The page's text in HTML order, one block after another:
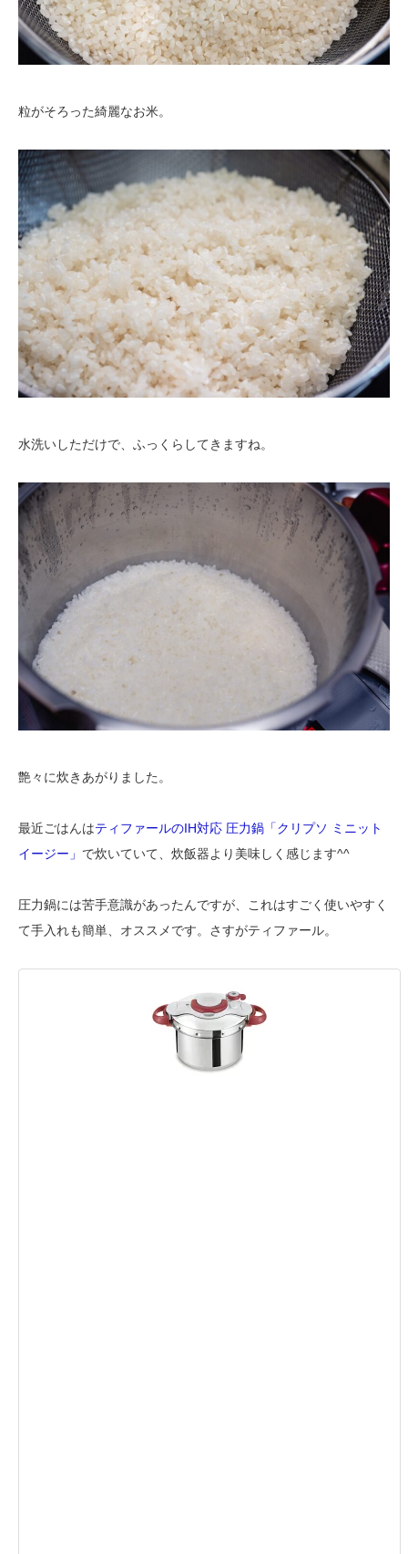
粒がそろった綺麗なお米。
水洗いしただけで、ふっくらしてきますね。
艶々に炊きあがりました。
最近ごはんはティファールのIH対応 圧力鍋「クリプソ ミニット
イージー」 で炊いていて、炊飯器より美味しく感じます^^
圧力鍋には苦手意識があったんですが、これはすごく使いやすく
て手入れも簡単、オススメです。さすがティファール。